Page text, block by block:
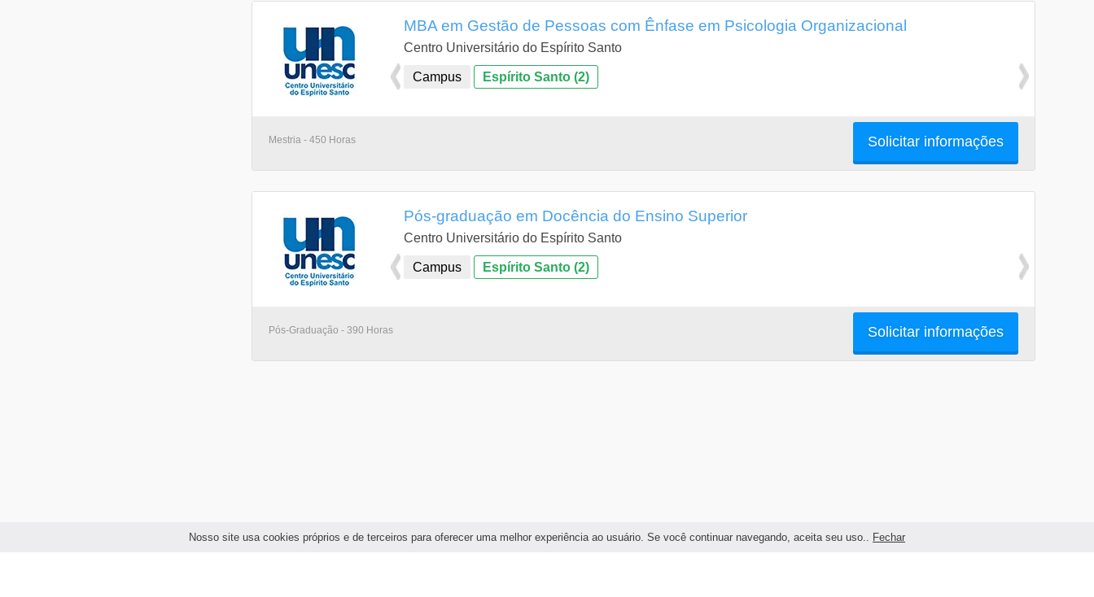
Nosso site usa cookies próprios e de terceiros para oferecer uma melhor experiência ao usuário. Se você continuar navegando, aceita seu uso.. Fechar
MBA em Gestão de Pessoas com Ênfase em Psicologia Organizacional
Centro Universitário do Espírito Santo
Campus Espírito Santo (2)
Mestria - 450 Horas Solicitar informações
Pós-graduação em Docência do Ensino Superior
Centro Universitário do Espírito Santo
Campus Espírito Santo (2)
Pós-Graduação - 390 Horas Solicitar informações